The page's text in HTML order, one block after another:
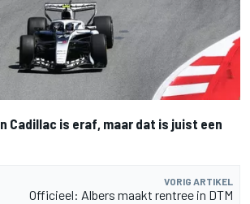
Cadillac is eraf, maar dat is juist een
VORIG ARTIKEL
Officieel: Albers maakt rentree in DTM